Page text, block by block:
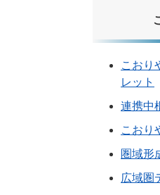
こおり
レット
連携中
こおり
圏域形
広域圏